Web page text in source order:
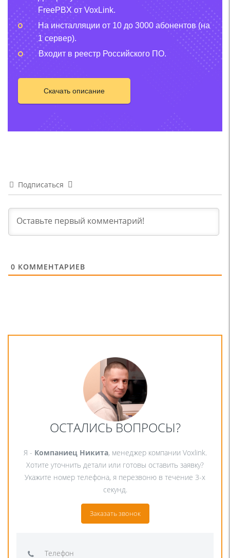
FreePBX от VoxLink.
На инсталляции от 10 до 3000 абонентов (на
1 сервер).
Входит в реестр Российского ПО.
Скачать описание
Подписаться
0 КОММЕНТАРИЕВ
ОСТАЛИСЬ ВОПРОСЫ?
Я - Компаниец Никита, менеджер компании Voxlink.
Хотите уточнить детали или готовы оставить заявку?
Укажите номер телефона, я перезвоню в течение 3-х
секунд.
Заказать звонок